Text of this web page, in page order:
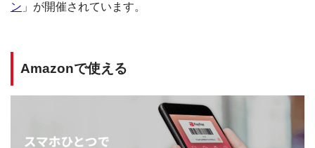
ン 」が開催されています。
Amazonで使える